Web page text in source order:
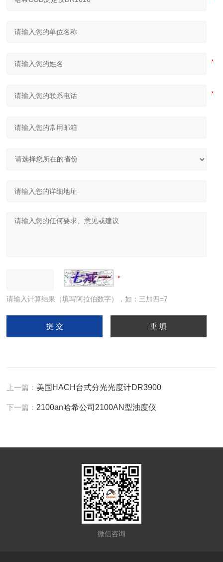
请输入计算结果（填写阿拉伯数字），如：三加四=7
上一篇： 美国HACH台式分光光度计DR3900
下一篇： 2100an哈希公司2100AN型浊度仪
微信咨询